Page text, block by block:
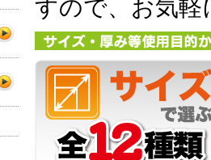
すので、お気軽